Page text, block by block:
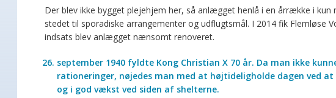
Der blev ikke bygget plejehjem her, så anlægget henlå i en årrække i
stedet til sporadiske arrangementer og udflugtsmål. I 2014 fik Flemløse
indsats blev anlægget nænsomt renoveret.
september 1940 fyldte Kong Christian X 70 år. Da man ikke
rationeringer, nøjedes man med at højtideligholde dagen ved
og i god vækst ved siden af shelterne.